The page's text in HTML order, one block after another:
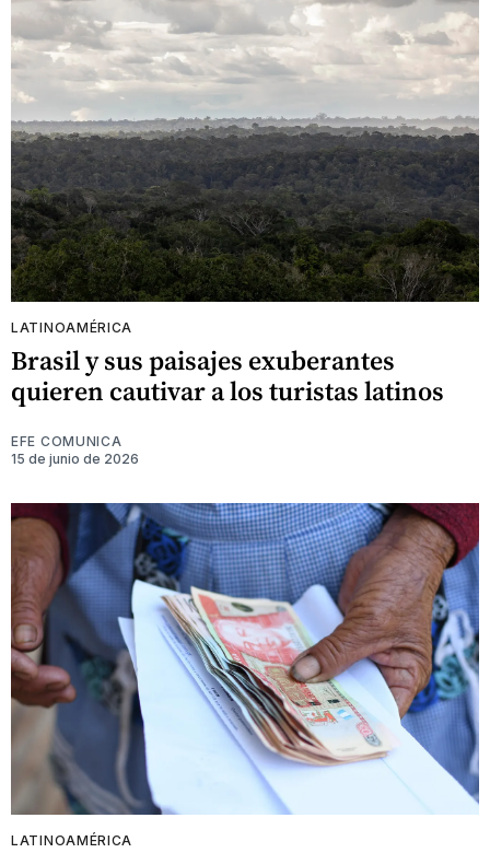
LATINOAMÉRICA
Brasil y sus paisajes exuberantes
quieren cautivar a los turistas latinos
EFE COMUNICA
15 de junio de 2026
LATINOAMÉRICA